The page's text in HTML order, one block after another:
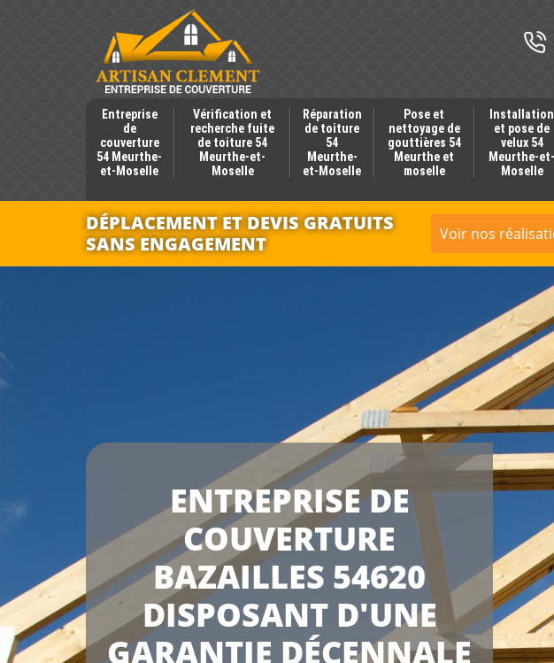
Entreprise
de
couverture
54 Meurthe-
et-Moselle
Vérification et
recherche fuite
de toiture 54
Meurthe-et-
Moselle
Réparation
de toiture
54
Meurthe-
et-Moselle
Pose et
nettoyage de
gouttières 54
Meurthe et
moselle
Installation
et pose de
velux 54
Meurthe-et-
Moselle
DÉPLACEMENT ET DEVIS GRATUITS
SANS ENGAGEMENT
Voir nos
ENTREPRISE DE
COUVERTURE
BAZAILLES 54620
DISPOSANT D'UNE
GARANTIE DÉCENNALE